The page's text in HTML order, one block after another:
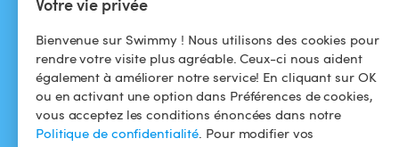
Bienvenue sur Swimmy ! Nous utilisons des cookies pour
rendre votre visite plus agréable. Ceux-ci nous aident
également à améliorer notre service! En cliquant sur OK
ou en activant une option dans Préférences de cookies,
vous acceptez les conditions énoncées dans notre
Politique de confidentialité. Pour modifier vos